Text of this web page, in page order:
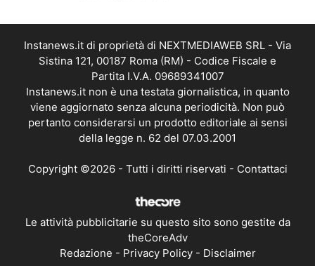
Instanews.it di proprietà di NEXTMEDIAWEB SRL - Via
Sistina 121, 00187 Roma (RM) - Codice Fiscale e
Partita I.V.A. 09689341007
Instanews.it non è una testata giornalistica, in quanto
viene aggiornato senza alcuna periodicità. Non può
pertanto considerarsi un prodotto editoriale ai sensi
della legge n. 62 del 07.03.2001
Copyright ©2026 - Tutti i diritti riservati - Contattaci
Le attività pubblicitarie su questo sito sono gestite da
theCoreAdv
Redazione - Privacy Policy- Disclaimer